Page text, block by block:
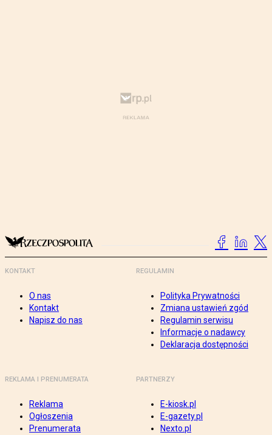
KONTAKT
O nas
Kontakt
Napisz do nas
REGULAMIN
Polityka Prywatności
Zmiana ustawień zgód
Regulamin serwisu
Informacje o nadawcy
Deklaracja dostępności
REKLAMA I PRENUMERATA
Reklama
Ogłoszenia
Prenumerata
PARTNERZY
E-kiosk.pl
E-gazety.pl
Nexto.pl